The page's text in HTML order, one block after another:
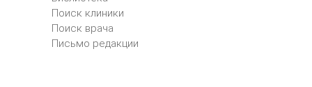
Поиск клиники
Поиск врача
Письмо редакции